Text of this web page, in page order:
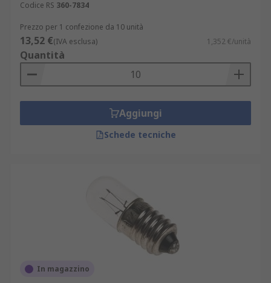
Codice RS 360-7834
Prezzo per 1 confezione da 10 unità
13,52 €(IVA esclusa) 1,352 €/unità
Quantità
Aggiungi
Schede tecniche
In magazzino